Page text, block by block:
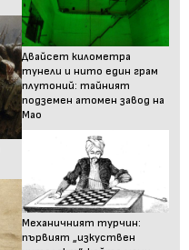
Двайсет километра
тунели и нито един грам
плутоний: тайният
подземен атомен завод на
Мао
Механичният турчин:
първият „изкуствен